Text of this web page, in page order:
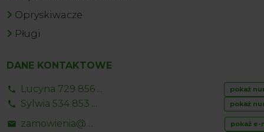
Opryskiwacze
Pługi
DANE KONTAKTOWE
Lucyna 729 856 ... pokaż
Sylwia 534 853 ... pokaż
zamowienia@ ... pokaż e-